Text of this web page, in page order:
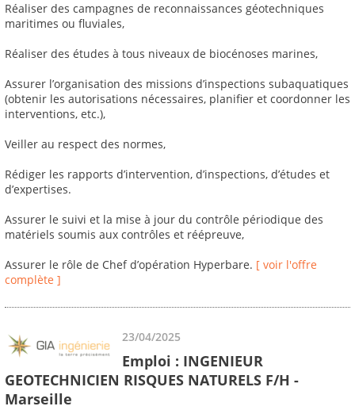
Réaliser des campagnes de reconnaissances géotechniques
maritimes ou fluviales,
Réaliser des études à tous niveaux de biocénoses marines,
Assurer l’organisation des missions d’inspections subaquatiques
(obtenir les autorisations nécessaires, planifier et coordonner les
interventions, etc.),
Veiller au respect des normes,
Rédiger les rapports d’intervention, d’inspections, d’études et
d’expertises.
Assurer le suivi et la mise à jour du contrôle périodique des
matériels soumis aux contrôles et réépreuve,
Assurer le rôle de Chef d’opération Hyperbare. [ voir l'offre
complète ]
23/04/2025
Emploi : INGENIEUR
GEOTECHNICIEN RISQUES NATURELS F/H -
Marseille